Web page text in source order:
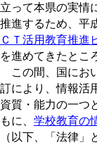
立って本県の実情
推進するため、平
ＣＴ活用教育推進
を進めてきたとこ
この間、国にお
訂により、情報活
資質・能力の一つ
もに、 学校教育の
（以下、「法律」